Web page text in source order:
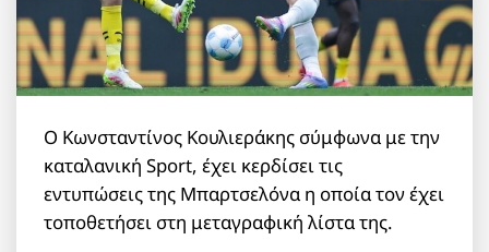
Ο Κωνσταντίνος Κουλιεράκης σύμφωνα με την
καταλανική Sport, έχει κερδίσει τις
εντυπώσεις της Μπαρτσελόνα η οποία τον έχει
τοποθετήσει στη μεταγραφική λίστα της.